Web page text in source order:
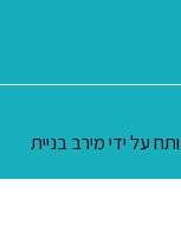
על ידימירב בניית